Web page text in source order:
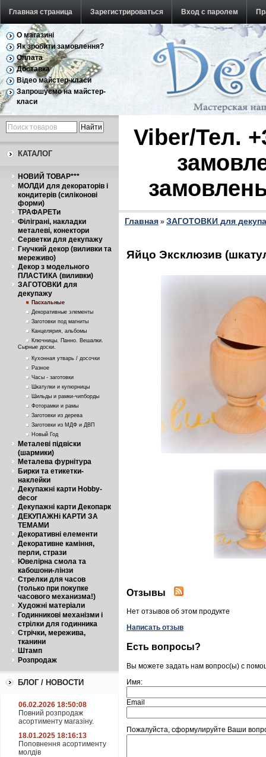
Главная страница Зарегистрироваться Вход с паролем
Обратная связь
О магазині
Як зробити замовлення?
Оплата
Доставка
Відео майстер-класи
Запрошуємо на майстер-
класи
КАТАЛОГ
НОВИЙ ТОВАР***
МОЛДИ для декораторів і
кондитерів (силіконові
форми)
ТРАФАРЕТи
Філіграні, накладки
металеві, конектори
Серветки для декупажу
Гнучкий декор (виливки та
мереживо)
Декор з модельного
ПЛАСТИКА (виливки)
ЗАГОТОВКИ для
декупажу
Пасхальные
Декоративные элементы
Заготовки под магниты
Канцелярия, альбомы
Ключницы. Панно. Вешалки.
Сырные доски.
Кухонная утварь / досочки
Разное
Часы - заготовки
Шкатулки и купюрницы
Шильды и рамки-чипборды
Фоторамки и рамы
Заготовки из дерева
Заготовки из МДФ и ДВП
Новый Год
Металеві підвіски
(шармики)
Металева фурнітура
Бирки та етикетки-
наклейки
Декупажні карти Hobby-
decor
Декупажні карти Декопарк
ДЕКУПАЖНі КАРТИ ЗА
ТЕМАМИ
Декоративні елементи
Декоративне каміння,
перли, стрази
Ювелірна смола та
кабошони-лінзи
Стрелки для часов
(только при покупке
часового механизма!)
Художні матеріали
Годинникові механізми і
стрілки для годинника
Стрічки, мережива,
тканини
Штамп
Розпродаж
БЛОГ / НОВОСТИ
06.02.2026 18:50:08
Повний розпродаж
асортименту магазіну.
18.01.2025 18:16:13
Поповнення асортименту
молдів
Viber/Тел.
Главная » ЗАГОТОВКИ для
Яйцо Эксклюзив
Отзывы
Нет отзывов об этом продукте
Написать отзыв
Есть вопросы?
Вы можете задать нам вопрос(ы) с
Имя:
Email
Пожалуйста, сформулируйте Ваши